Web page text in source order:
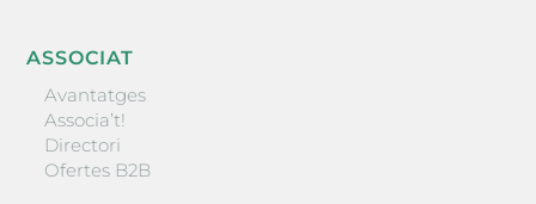
ASSOCIAT
Avantatges
Associa’t!
Directori
Ofertes B2B